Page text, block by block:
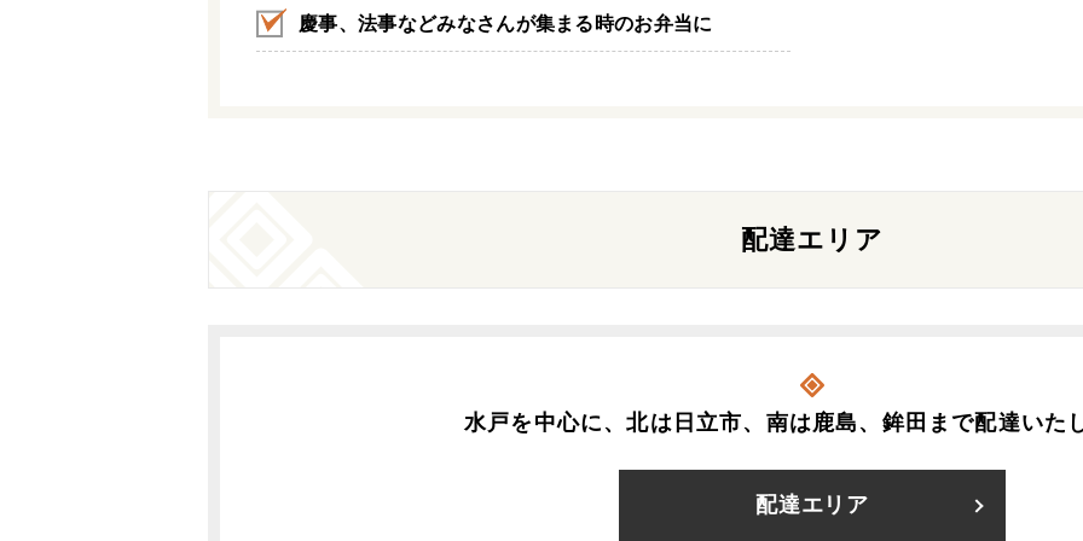
慶事、法事などみなさんが集まる時のお弁当に
配達エリア
水戸を中心に、北は日立市、南は鹿島、鉾田まで配達いた
配達エリア